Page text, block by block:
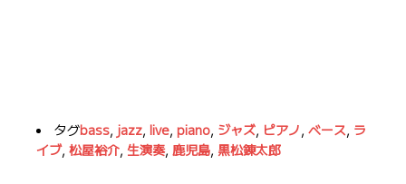
タグbass, jazz, live, piano, ジャズ, ピアノ, ベース, ラ
イブ, 松屋裕介, 生演奏, 鹿児島, 黒松錬太郎